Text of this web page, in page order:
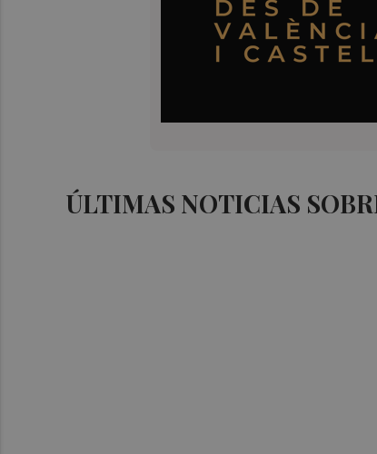
ÚLTIMAS NOTICIAS